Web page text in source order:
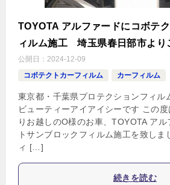
TOYOTA アルファードにコボテ
ィルム施工 埼玉県春日部市より
公開日： 2024-12-09
コボテクトカーフィルム
カーフィルム
東京都・千葉県プロテクションフィ
ビューティーアイアイシーです この
りお越しのO様のお車、TOYOTA アル
トサンブロックフィルム施工を致しま
ィ […]
続きを読む